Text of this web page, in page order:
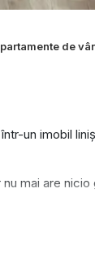
de
un imobil
mai are